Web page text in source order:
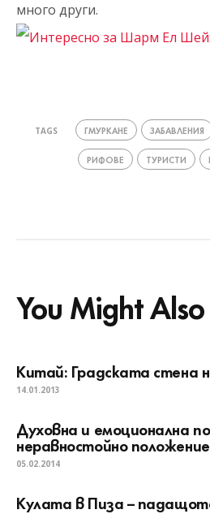
много други.
TAGS ГМУРКАНЕ ЗАБАВЛЕНИЯ
РИФОВЕ ТУРИСТИ
You Might
Китай: Градската стена
14.01.2013
Духовна и емоционална
неравностойно положение
05.02.2014
Кулата в Пиза –